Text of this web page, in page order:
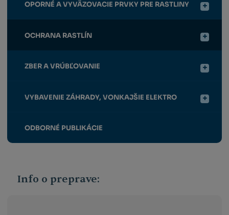
OPORNÉ A VYVÄZOVACIE PRVKY PRE RASTLINY
OCHRANA RASTLÍN
ZBER A VRÚBĽOVANIE
VYBAVENIE ZÁHRADY, VONKAJŠIE ELEKTRO
ODBORNÉ PUBLIKÁCIE
Info o preprave: